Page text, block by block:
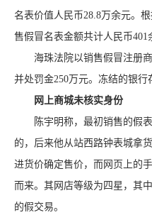
名表价值人民币28.8万余元。
售假冒名表金额共计人民币401
海珠法院以销售假冒注册商
并处罚金250万元。冻结的银行
网上商城未核实身份
陈宇明称，最初销售的假表
的，后来他从站西路钟表城拿
进货价确定售价，而网页上的
而来。其网店等级为四星，其
的假交易。